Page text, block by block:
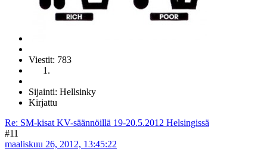
Viestit: 783
Sijainti: Hellsinky
Kirjattu
Re: SM-kisat KV-säännöillä 19-20.5.2012 Helsingissä
#11
maaliskuu 26, 2012, 13:45:22